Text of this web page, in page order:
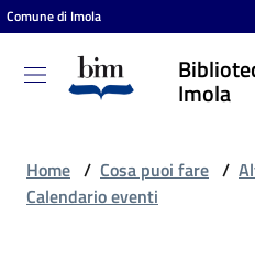
Vai al contenuto
Vai alla navigazione
Vai al footer
Comune di Imola
Imola
Biblioteca
comunale
Home / Cosa puoi fare /
Calendario eventi